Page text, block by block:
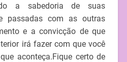
a sabedoria de suas
passadas com as outras
e a convicção de que
irá fazer com que você
aconteça.Fique certo de